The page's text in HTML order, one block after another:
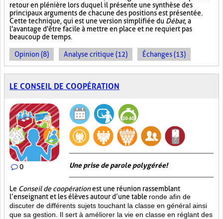
retour en plénière lors duquel il présente une synthèse des
principaux arguments de chacune des positions est présentée.
Cette technique, qui est une version simplifiée du Débat, a
l'avantage d'être facile à mettre en place et ne requiert pas
beaucoup de temps.
Opinion (8) Analyse critique (12) Échanges (13)
LE CONSEIL DE COOPÉRATION
0 Une prise de parole polygérée!
Le Conseil de coopérationest une réunion rassemblant
l’enseignant et les élèves autour d’une table ronde afin de
discuter de différents sujets touchant la classe en général ainsi
que sa gestion. Il sert à améliorer la vie en classe en réglant des